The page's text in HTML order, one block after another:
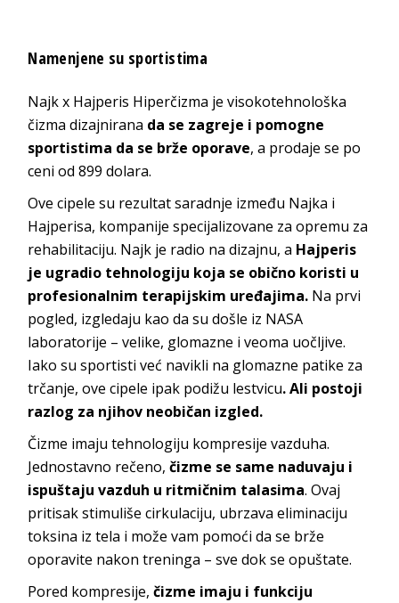
Namenjene su sportistima
Najk x Hajperis Hiperčizma je visokotehnološka
čizma dizajnirana da se zagreje i pomogne
sportistima da se brže oporave, a prodaje se po
ceni od 899 dolara.
Ove cipele su rezultat saradnje između Najka i
Hajperisa, kompanije specijalizovane za opremu za
rehabilitaciju. Najk je radio na dizajnu, a Hajperis
je ugradio tehnologiju koja se obično koristi u
profesionalnim terapijskim uređajima. Na prvi
pogled, izgledaju kao da su došle iz NASA
laboratorije – velike, glomazne i veoma uočljive.
Iako su sportisti već navikli na glomazne patike za
trčanje, ove cipele ipak podižu lestvicu. Ali postoji
razlog za njihov neobičan izgled.
Čizme imaju tehnologiju kompresije vazduha.
Jednostavno rečeno,čizme se same naduvaju i
ispuštaju vazduh u ritmičnim talasima. Ovaj
pritisak stimuliše cirkulaciju, ubrzava eliminaciju
toksina iz tela i može vam pomoći da se brže
oporavite nakon treninga – sve dok se opuštate.
Pored kompresije,čizme imaju i funkciju